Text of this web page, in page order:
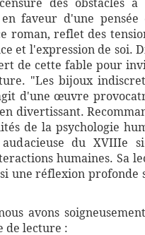
des obstacles à
en faveur d'une
roman, reflet des
et l'expression de soi.
de cette fable pour
"Les bijoux
d'une œuvre
divertissant.
de la psychologie
du XVIIIe
humaines. Sa
une réflexion profonde
avons
de lecture :